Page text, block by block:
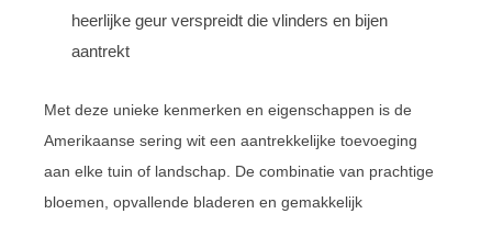
heerlijke geur verspreidt die vlinders en bijen
aantrekt
Met deze unieke kenmerken en eigenschappen is de
Amerikaanse sering wit een aantrekkelijke toevoeging
aan elke tuin of landschap. De combinatie van prachtige
bloemen, opvallende bladeren en gemakkelijk